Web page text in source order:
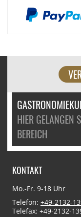
HIER GELANGEN
BEREICH
KONTAKT
Mo.-Fr. 9-18 Uhr
Telefon: +49-2132-
Telefax: +49-2132-